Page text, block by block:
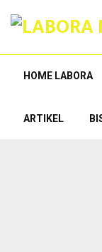
HOME LABORA
ARTIKEL